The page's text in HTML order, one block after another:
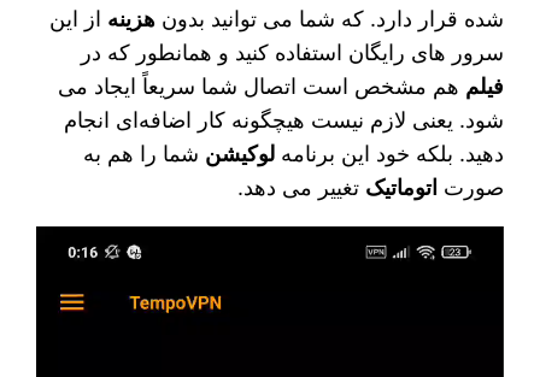
شده قرار دارد. که شما می‌ توانید بدونهزینه از این
سرور های رایگان استفاده کنید و همانطور که در
فیلم هم مشخص است اتصال شما سریعاً ایجاد می‌
شود. یعنی لازم نیست هیچگونه کار اضافه‌ای انجام
دهید. بلکه خود این برنامهلوکیشن شما را هم به
صورت اتوماتیک تغییر می‌ دهد.
نمایشگر